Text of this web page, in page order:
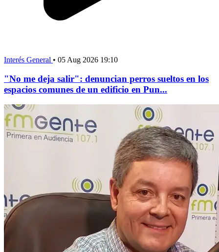
Interés General • 05 Aug 2026 19:10
"No me deja salir": denuncian perros sueltos en los
espacios comunes de un edificio en Pun...